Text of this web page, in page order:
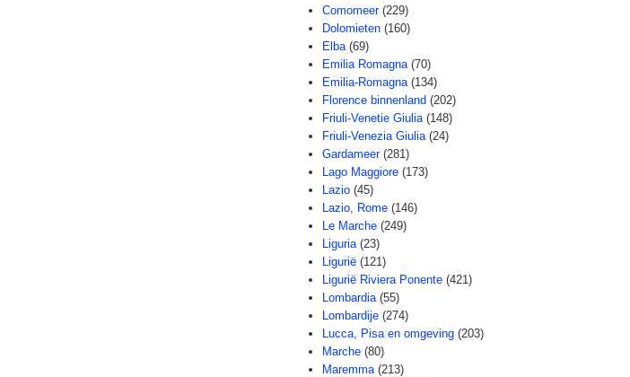
Comomeer (229)
Dolomieten (160)
Elba (69)
Emilia Romagna (70)
Emilia-Romagna (134)
Florence binnenland (202)
Friuli-Venetie Giulia (148)
Friuli-Venezia Giulia (24)
Gardameer (281)
Lago Maggiore (173)
Lazio (45)
Lazio, Rome (146)
Le Marche (249)
Liguria (23)
Ligurië (121)
Ligurië Riviera Ponente (421)
Lombardia (55)
Lombardije (274)
Lucca, Pisa en omgeving (203)
Marche (80)
Maremma (213)